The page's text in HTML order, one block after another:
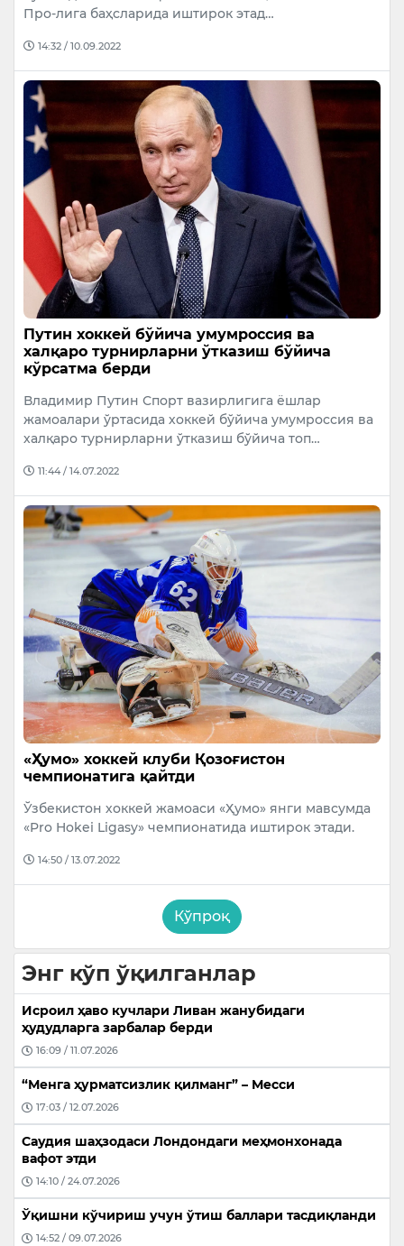
Про-лига баҳсларида иштирок этад…
14:32 / 10.09.2022
Путин хоккей бўйича умумроссия ва
халқаро турнирларни ўтказиш бўйича
кўрсатма берди
Владимир Путин Спорт вазирлигига ёшлар
жамоалари ўртасида хоккей бўйича умумроссия ва
халқаро турнирларни ўтказиш бўйича топ…
11:44 / 14.07.2022
«Ҳумо» хоккей клуби Қозоғистон
чемпионатига қайтди
Ўзбекистон хоккей жамоаси «Ҳумо» янги мавсумда
«Pro Hokei Ligasy» чемпионатида иштирок этади.
14:50 / 13.07.2022
Кўпроқ
Энг кўп ўқилганлар
Исроил ҳаво кучлари Ливан жанубидаги
ҳудудларга зарбалар берди
16:09 / 11.07.2026
“Менга ҳурматсизлик қилманг” – Месси
17:03 / 12.07.2026
Саудия шаҳзодаси Лондондаги меҳмонхонада
вафот этди
14:10 / 24.07.2026
Ўқишни кўчириш учун ўтиш баллари тасдиқланди
14:52 / 09.07.2026